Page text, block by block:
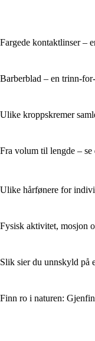
Fargede kontaktlinser –
Barberblad – en trinn-
Ulike kroppskremer
Fra volum til lengde – se
Ulike hårfønere for
Fysisk aktivitet, mosjon
Slik sier du unnskyld på
Finn ro i naturen: